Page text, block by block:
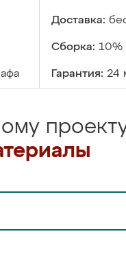
Доставка:
Сборка: 10%
Гарантия: 24